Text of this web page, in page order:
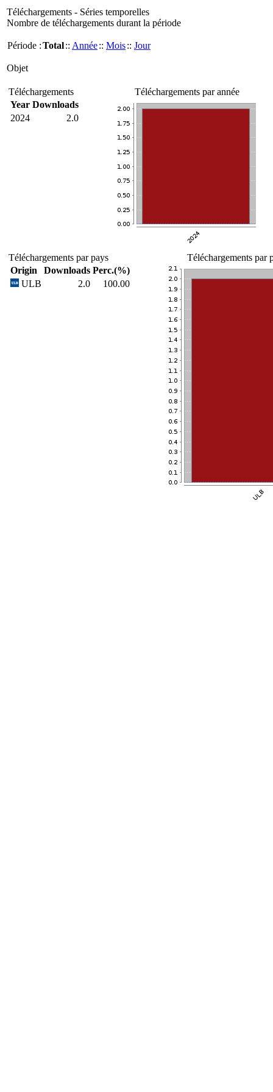
Téléchargements - Séries temporelles
Nombre de téléchargements durant la période
Période :Total:: Année:: Mois:: Jour
Objet
Téléchargements
Year Downloads
2024
2.0
Téléchargements par année
Téléchargements par pays
Origin
Downloads Perc.(%)
ULB
2.0 100.00
Téléchargements par